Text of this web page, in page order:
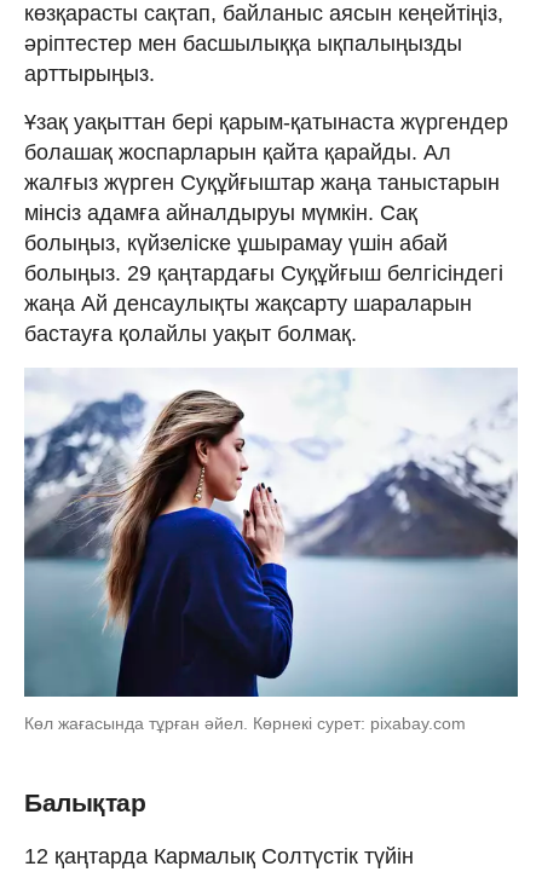
көзқарасты сақтап, байланыс аясын кеңейтіңіз,
әріптестер мен басшылыққа ықпалыңызды
арттырыңыз.
Ұзақ уақыттан бері қарым-қатынаста жүргендер
болашақ жоспарларын қайта қарайды. Ал
жалғыз жүрген Суқұйғыштар жаңа таныстарын
мінсіз адамға айналдыруы мүмкін. Сақ
болыңыз, күйзеліске ұшырамау үшін абай
болыңыз. 29 қаңтардағы Суқұйғыш белгісіндегі
жаңа Ай денсаулықты жақсарту шараларын
бастауға қолайлы уақыт болмақ.
Көл жағасында тұрған әйел. Көрнекі сурет: pixabay.com
Балықтар
12 қаңтарда Кармалық Солтүстік түйін